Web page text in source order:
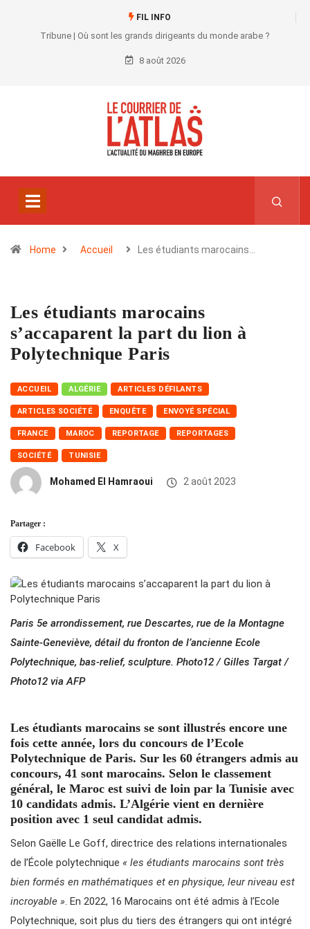
FIL INFO
Tribune | Où sont les grands dirigeants du monde arabe ?
8 août 2026
Home Accueil Les étudiants marocains…
Les étudiants marocains
s’accaparent la part du lion à
Polytechnique Paris
ACCUEIL ALGÉRIE ARTICLES DÉFILANTS
ARTICLES SOCIÉTÉ ENQUÊTE ENVOYÉ SPÉCIAL
FRANCE MAROC REPORTAGE REPORTAGES
SOCIÉTÉ TUNISIE
Mohamed El Hamraoui 2 août 2023
Partager :
Facebook X
Paris 5e arrondissement, rue Descartes, rue de la Montagne
Sainte-Geneviève, détail du fronton de l’ancienne Ecole
Polytechnique, bas-relief, sculpture. Photo12 / Gilles Targat /
Photo12 via AFP
Les étudiants marocains se sont illustrés encore une
fois cette année, lors du concours de l’Ecole
Polytechnique de Paris. Sur les 60 étrangers admis au
concours, 41 sont marocains. Selon le classement
général, le Maroc est suivi de loin par la Tunisie avec
10 candidats admis. L’Algérie vient en dernière
position avec 1 seul candidat admis.
Selon Gaëlle Le Goff, directrice des relations internationales
de l’École polytechnique « les étudiants marocains sont très
bien formés en mathématiques et en physique, leur niveau est
incroyable ». En 2022, 16 Marocains ont été admis à l’Ecole
Polytechnique, soit plus du tiers des étrangers qui ont intégré